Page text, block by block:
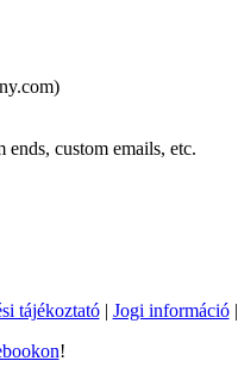
custom emails, etc.
tájékoztató| Jogi információ|
!